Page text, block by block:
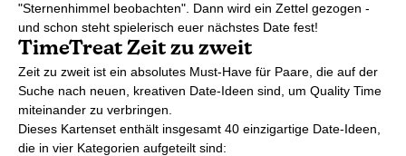
"Sternenhimmel beobachten". Dann wird ein Zettel gezogen -
und schon steht spielerisch euer nächstes Date fest!
TimeTreat Zeit zu zweit
Zeit zu zweit ist ein absolutes Must-Have für Paare, die auf der
Suche nach neuen, kreativen Date-Ideen sind, um Quality Time
miteinander zu verbringen.
Dieses Kartenset enthält insgesamt 40 einzigartige Date-Ideen,
die in vier Kategorien aufgeteilt sind: